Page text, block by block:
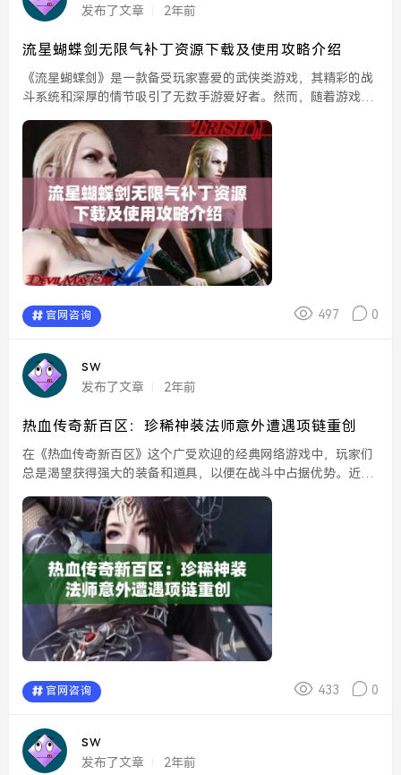
发布了文章 2年前
流星蝴蝶剑无限气补丁资源下载及使用攻略介绍
《流星蝴蝶剑》是一款备受玩家喜爱的武侠类游戏，其精彩的战
斗系统和深厚的情节吸引了无数手游爱好者。然而，随着游戏难
频繁的死亡会让游戏体验大打折扣。为了帮助这些玩家，许多
人...
官网咨询 497 0
sw
发布了文章 2年前
热血传奇新百区：珍稀神装法师意外遭遇项链重创
在《热血传奇新百区》这个广受欢迎的经典网络游戏中，玩家们
总是渴望获得强大的装备和道具，以便在战斗中占据优势。近
法师本以为自己能够凭借这件神装横扫整个游戏，但一场意外的
遭...
官网咨询 433 0
sw
发布了文章 2年前